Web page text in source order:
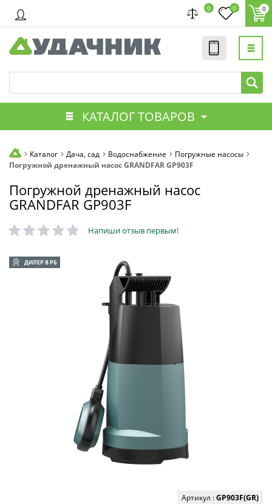
0 0 0
КАТАЛОГ ТОВАРОВ
Каталог Дача, сад Водоснабжение
Погружные насосы
Погружной дренажный насос GRANDFAR GP903F
Погружной дренажный насос
GRANDFAR GP903F
Напиши отзыв первым!
ДИЛЕР В РБ
Артикул :GP903F(GR)